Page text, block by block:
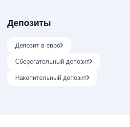
Депозиты
Депозит в евро
Сберегательный депозит
Накопительный депозит